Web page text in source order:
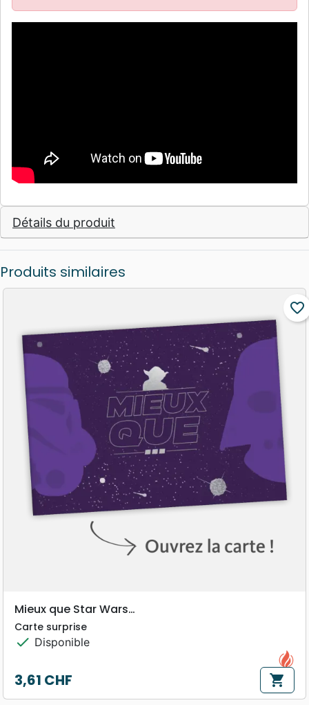
Détails du produit
Produits similaires
favorite_border
Mieux que Star Wars…
Carte surprise
check Disponible
Prix
3,61 CHF shopping_cart